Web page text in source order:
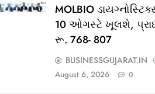
MOLBIO
10 ઓગસ્ટે ખૂલશે,
રૂ. 768- 807
BUSINESSGUJARAT.IN
August 6, 2026 0